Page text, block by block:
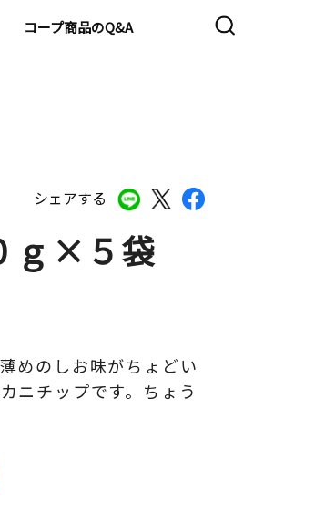
コープ商品のQ&A
シェアする
ｇ×５袋
めのしお味がちょどい
ニチップです。ちょう